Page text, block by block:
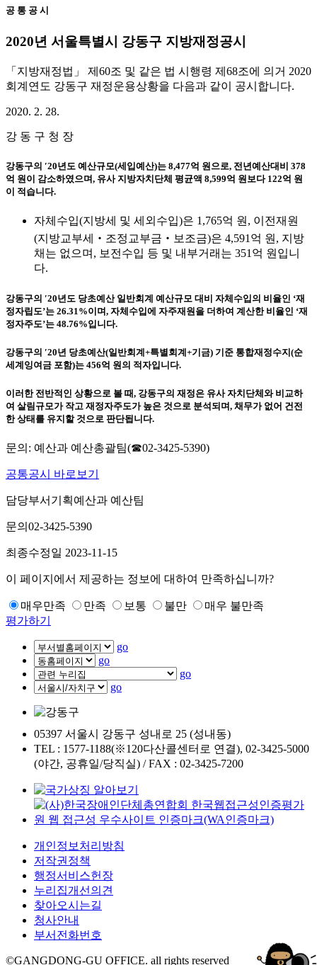
공 통 공 시
2020년 서울특별시 강동구 지방재정공시
「지방재정법」 제60조 및 같은 법 시행령 제68조에 의거 2020
회계연도 강동구 재정운용상황을 다음과 같이 공시합니다.
2020. 2. 28.
강 동 구 청 장
강동구의 ′20년도 예산규모(세입예산)는 8,477억 원으로, 전년예산대비 378
억 원이 감소하였으며, 유사 지방자치단체 평균액 8,599억 원보다 122억 원
이 적습니다.
자체수입(지방세 및 세외수입)은 1,765억 원, 이전재원
(지방교부세‧조정교부금‧보조금)은 4,591억 원, 지방
채는 없으며, 보전수입 등 및 내부거래는 351억 원입니
다.
강동구의 ′20년도 당초예산 일반회계 예산규모 대비 자체수입의 비율인 ‘재
정자립도’는 26.31%이며, 자체수입에 자주재원을 더하여 계산한 비율인 ‘재
정자주도’는 48.76%입니다.
강동구의 ′20년 당초예산(일반회계+특별회계+기금) 기준 통합재정수지(순
세계잉여금 포함)는 456억 원의 적자입니다.
이러한 전반적인 상황으로 볼 때, 강동구의 재정은 유사 자치단체와 비교하
여 살림규모가 작고 재정자주도가 높은 것으로 분석되며, 채무가 없어 건전
한 상태를 유지할 것으로 판단됩니다.
문의: 예산과 예산총괄팀(☎02-3425-5390)
공통공시 바로보기
담당부서 기획예산과 예산팀
문의 02-3425-5390
최종수정일 2023-11-15
이 페이지에서 제공하는 정보에 대하여 만족하십니까?
매우만족 만족 보통 불만
매우 불만족
평가하기
go
go
go
go
05397 서울시 강동구 성내로 25 (성내동)
TEL : 1577-1188(※120다산콜센터로 연결), 02-3425-5000
(야간, 공휴일/당직실) / FAX : 02-3425-7200
개인정보처리방침
저작권정책
행정서비스헌장
누리집개선의견
찾아오시는길
청사안내
부서전화번호
©GANGDONG-GU OFFICE. all rights reserved